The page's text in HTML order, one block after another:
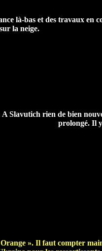
là-bas et des travaux en
la neige.
A Slavutich rien de bien
prolongé. Il
». Il faut compter